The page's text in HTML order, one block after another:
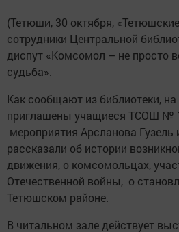
(Тетюши, 30 октября,
сотрудники Центральной
диспут «Комсомол – не просто
судьба».
Как сообщают из библиотеки,
приглашены учащиеся ТСОШ №
мероприятия Арсланова Гузель
рассказали об истории
движения, о комсомольцах,
Отечественной войны, о
Тетюшском районе.
В читальном зале действует